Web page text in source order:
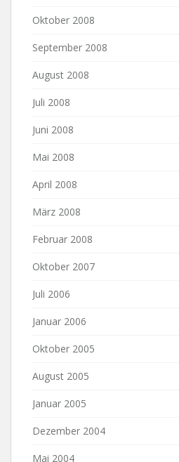
Oktober 2008
September 2008
August 2008
Juli 2008
Juni 2008
Mai 2008
April 2008
März 2008
Februar 2008
Oktober 2007
Juli 2006
Januar 2006
Oktober 2005
August 2005
Januar 2005
Dezember 2004
Mai 2004